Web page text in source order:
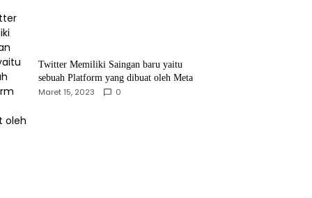
Twitter Memiliki Saingan baru yaitu
sebuah Platform yang dibuat oleh Meta
Maret 15, 2023 0